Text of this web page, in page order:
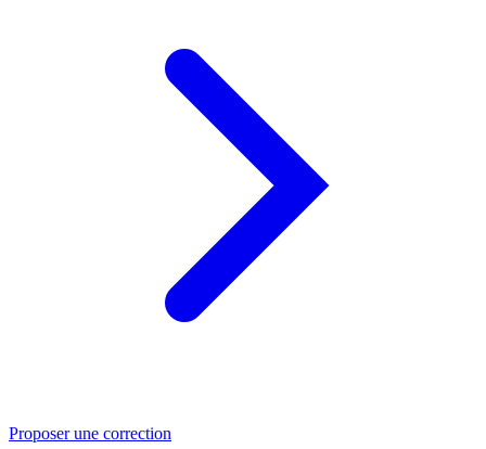
Proposer une correction